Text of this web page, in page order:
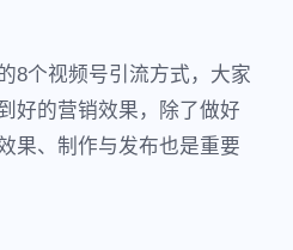
8个视频号引流方式，大家
好的营销效果，除了做好
果、制作与发布也是重要